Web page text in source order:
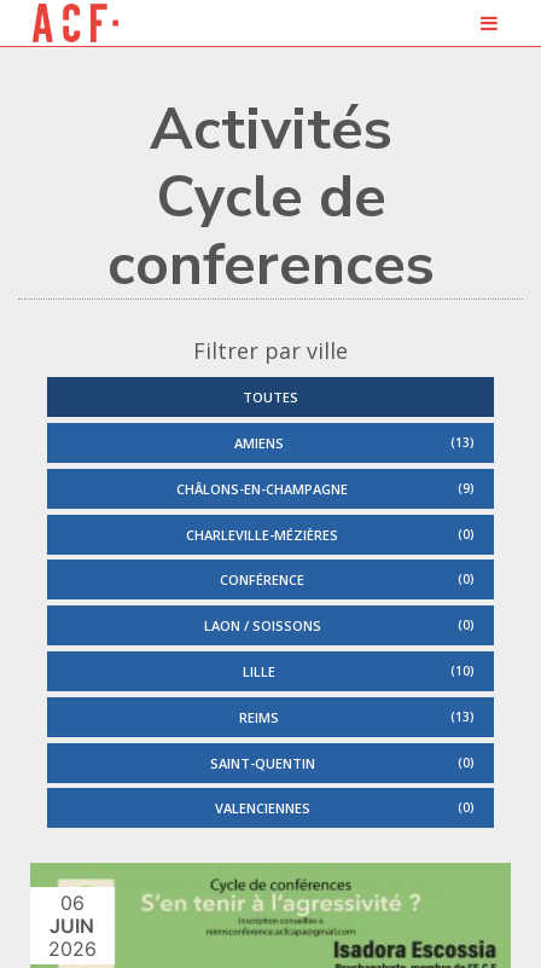
Activités
cycle de
conferences
06
JUIN
2026
Filtrer par ville
TOUTES
AMIENS 13
CHÂLONS-EN-CHAMPAGNE 9
CHARLEVILLE-MÉZIÈRES 0
CONFÉRENCE 0
LAON / SOISSONS 0
LILLE 10
REIMS 13
SAINT-QUENTIN 0
VALENCIENNES 0